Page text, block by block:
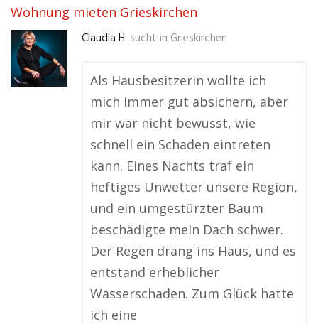
Wohnung mieten Grieskirchen
Claudia H. sucht in Grieskirchen
Als Hausbesitzerin wollte ich
mich immer gut absichern, aber
mir war nicht bewusst, wie
schnell ein Schaden eintreten
kann. Eines Nachts traf ein
heftiges Unwetter unsere Region,
und ein umgestürzter Baum
beschädigte mein Dach schwer.
Der Regen drang ins Haus, und es
entstand erheblicher
Wasserschaden. Zum Glück hatte
ich eine